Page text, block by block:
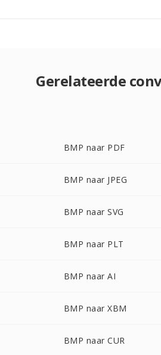
Gerelateerde
BMP naar PDF
BMP naar JPEG
BMP naar SVG
BMP naar PLT
BMP naar AI
BMP naar XBM
BMP naar CUR